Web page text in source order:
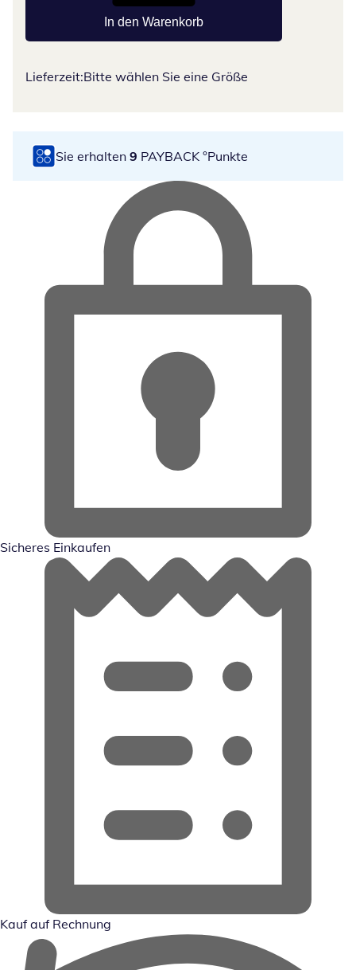
In den Warenkorb
Lieferzeit:Bitte wählen Sie eine Größe
Sie erhalten 9 PAYBACK °Punkte
Sicheres Einkaufen
Kauf auf Rechnung